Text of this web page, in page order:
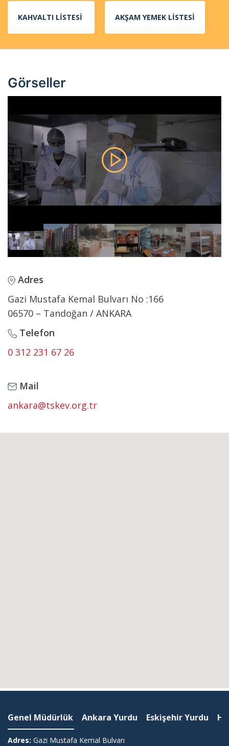
KAHVALTI LİSTESİ AKŞAM YEMEK LİSTESİ
Görseller
Adres
Gazi Mustafa Kemal Bulvarı No :166
06570 – Tandoğan / ANKARA
Telefon
0 312 231 67 26
Mail
ankara@tskev.org.tr
Genel Müdürlük Ankara Yurdu Eskişehir Yurdu
Adres: Gazi Mustafa Kemal Bulvarı